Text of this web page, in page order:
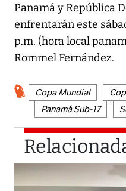
Panamá y República
enfrentarán este
p.m. (hora local
Rommel Fernández.
Copa Mundial
Panamá Sub-17